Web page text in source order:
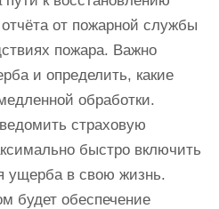
от пожарной службы
пожара. Важно
и определить, какие
обработки.
страховую
быстро включить
ущерба в свою жизнь.
будет обеспечение